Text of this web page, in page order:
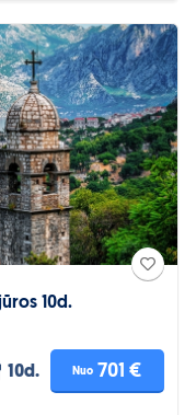
10d.
10d. Nuo 701 €